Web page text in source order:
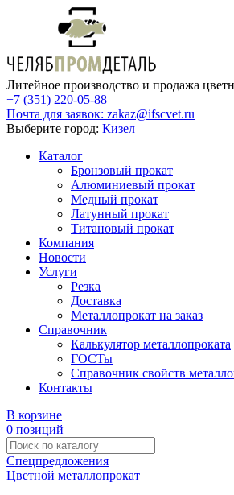
Литейное производство и продажа
+7 (351) 220-05-88
Почта для заявок: zakaz@ifscvet.ru
Выберите город: Кизел
Каталог
Бронзовый прокат
Алюминиевый прокат
Медный прокат
Латунный прокат
Титановый прокат
Компания
Новости
Услуги
Резка
Доставка
Металлопрокат на заказ
Справочник
Калькулятор металлопроката
ГОСТы
Справочник свойств
Контакты
В корзине
0 позиций
Спецпредложения
Цветной металлопрокат